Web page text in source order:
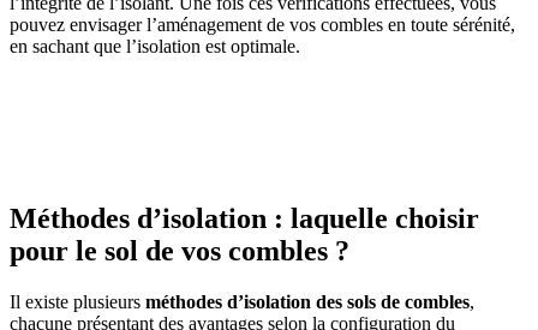
pouvez envisager l’aménagement de vos combles en toute sérénité,
en sachant que l’isolation est optimale.
Méthodes d’isolation : laquelle choisir
pour le sol de vos combles ?
Il existe plusieurs méthodes d’isolation des sols de combles,
chacune présentant des avantages selon la configuration du